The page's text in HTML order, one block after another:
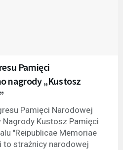
Pamięci
nagrody „Kustosz
Pamięci Narodowej
Kustosz Pamięci
"Reipublicae Memoriae
to strażnicy narodowej